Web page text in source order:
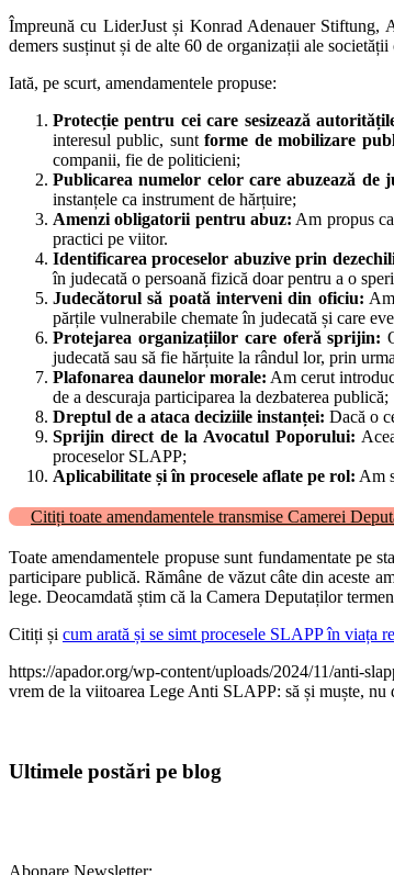
Împreună cu LiderJust și Konrad Adenauer Stiftung,
demers susținut și de alte 60 de organizații ale
Iată, pe scurt, amendamentele propuse:
Protecție pentru cei care sesizează
interesul public, suntforme de mobilizare
companii, fie de politicieni;
Publicarea numelor celor care abuzează de
instanțele ca instrument de hărțuire;
Amenzi obligatorii pentru abuz: Am propus
practici pe viitor.
Identificarea proceselor abuzive prin
în judecată o persoană fizică doar pentru a o
Judecătorul să poată interveni din oficiu:
părțile vulnerabile chemate în judecată și care
Protejarea organizațiilor care oferă sprijin:
judecată sau să fie hărțuite la rândul lor, prin
Plafonarea daunelor morale: Am cerut
de a descuraja participarea la dezbaterea publică;
Dreptul de a ataca deciziile instanței: Dacă o
Sprijin direct de la Avocatul Poporului:
proceselor SLAPP;
Aplicabilitate și în procesele aflate pe rol: Am
Citiți toate amendamentele transmise Camerei
Toate amendamentele propuse sunt fundamentate pe
participare publică. Rămâne de văzut câte din aceste
lege. Deocamdată știm că la Camera Deputaților
Citiți și cum arată și se simt procesele SLAPP în viața
https://apador.org/wp-content/uploads/2024/11/anti-
vrem de la viitoarea Lege Anti SLAPP: să și muște, nu
Ultimele postări pe blog
Abonare Newsletter: